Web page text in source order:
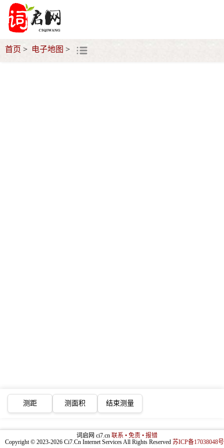
首页 电子地图
测距 测面积 结束测量
词启网 ci7.cn 联系 • 免责 • 报错
Copyright © 2023-2026 Ci7.Cn Internet Services All Rights Reserved 苏ICP备17038048